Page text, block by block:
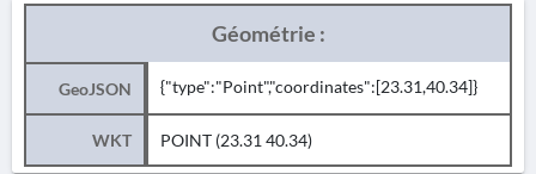
Géométrie :
GeoJSON {"type":"Point","coordinates":[23.31,40.34]}
WKT POINT (23.31 40.34)